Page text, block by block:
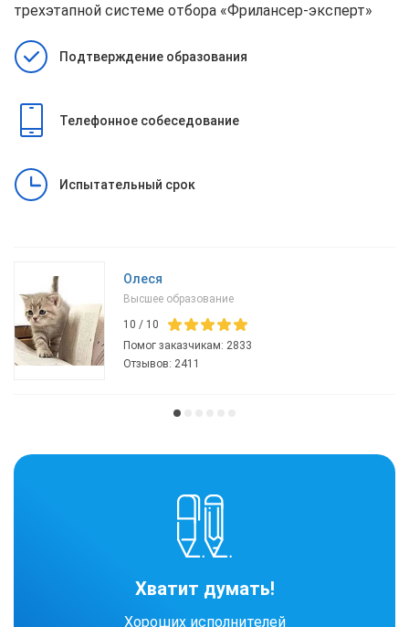
трехэтапной системе отбора «Фрилансер-эксперт»
Подтверждение образования
Телефонное собеседование
Испытательный срок
Олеся
Высшее образование
10 / 10
Помог заказчикам: 2833
Отзывов: 2411
Хватит думать!
Хороших исполнителей